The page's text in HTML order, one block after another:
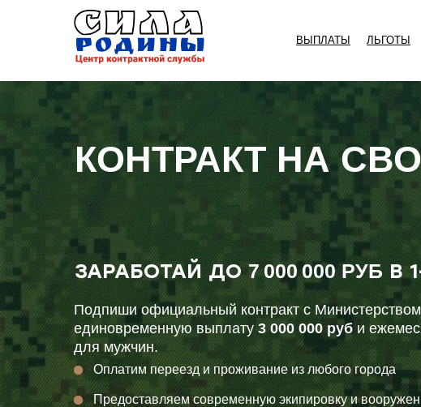
ЛЬГОТЫ
ВЫПЛАТЫ
КОНТРАКТ НА
ЗАРАБОТАЙ ДО7 000 000 РУБВ
Подпиши официальный контракт с
единовременную выплату3 000 000 руби
для мужчин.
Оплатим переезд и проживание из любого города
Предоставляем современную экипировку и